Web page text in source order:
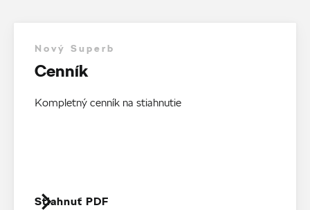
Nový Superb
Cenník
Kompletný cenník na stiahnutie
Stiahnuť PDF